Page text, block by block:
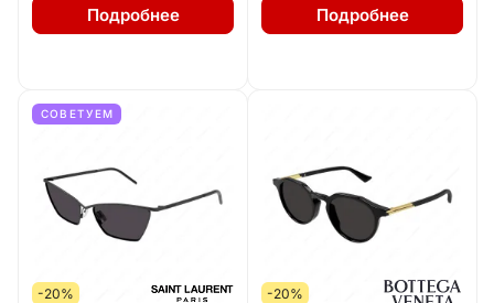
Подробнее Подробнее
СОВЕТУЕМ
-20% -20%